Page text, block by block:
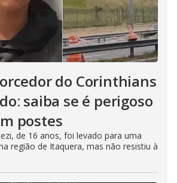
do Corinthians
saiba se é perigoso
postes
de 16 anos, foi levado para uma
região de Itaquera, mas não resistiu à